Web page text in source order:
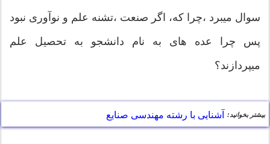
سوال میبرد ،چرا که، اگر صنعت ،تشنه علم و نوآوری نبود
پس چرا عده های به نام دانشجو به تحصیل علم
میپردازند؟
بیشتر بخوانید: آشنایی با رشته مهندسی صنایع